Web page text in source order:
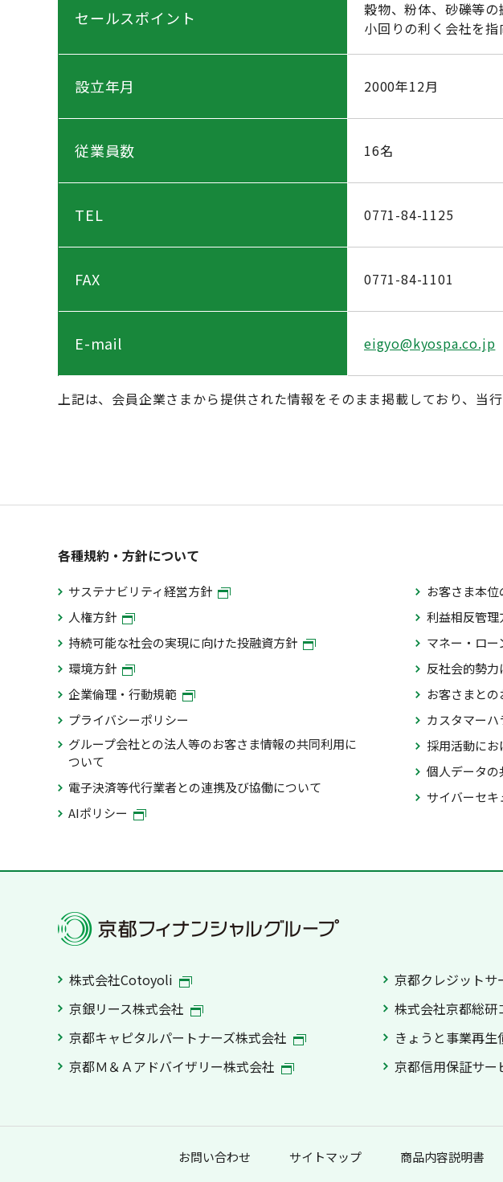
セールスポイント
穀物、粉体、砂礫等
小回りの利く会社を指
設立年月 2000年12月
従業員数 16名
TEL 0771-84-1125
FAX 0771-84-1101
E-mail eigyo@kyospa.co.jp
上記は、会員企業さまから提供された情報をそのまま掲載しており、当
各種規約・方針について
サステナビリティ経営方針
人権方針
持続可能な社会の実現に向けた投融資方針
環境方針
企業倫理・行動規範
プライバシーポリシー
グループ会社との法人等のお客さま情報の共同利用に
ついて
電子決済等代行業者との連携及び協働について
AIポリシー
お客さま本
利益相反管理
マネー・ロ
反社会的勢
お客さまと
カスタマー
採用活動に
個人データ
サイバーセ
株式会社Cotoyoli 京都クレジットサ
京銀リース株式会社
株式会社京都総研
京都キャピタルパートナーズ株式会社
きょうと事業再
京都Ｍ＆Ａアドバイザリー株式会社
京都信用保証サー
お問い合わせ サイトマップ 商品内容説明書